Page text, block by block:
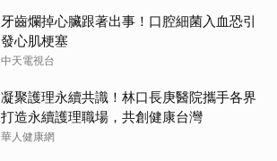
牙齒爛掉心臟跟著出事！口腔細菌入血恐引
發心肌梗塞
中天電視台
凝聚護理永續共識！林口長庚醫院攜手各界
打造永續護理職場，共創健康台灣
華人健康網